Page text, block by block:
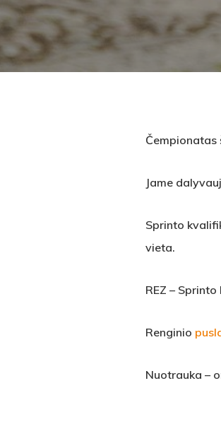
Čempionatas
Jame
Sprinto
vieta.
REZ –
Renginio
Nuotrauka –